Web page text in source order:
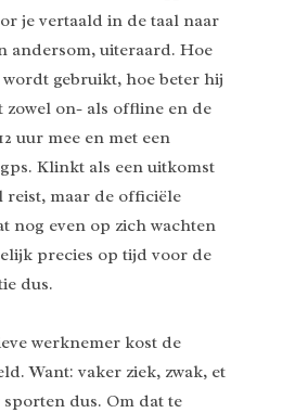
je vertaald in de taal naar
andersom, uiteraard. Hoe
gebruikt, hoe beter hij
zowel on- als offline en de
uur mee en met een
Klinkt als een uitkomst
reist, maar de officiële
nog even op zich wachten
precies op tijd voor de
dus.
werknemer kost de
Want: vaker ziek, zwak, et
dus. Om dat te